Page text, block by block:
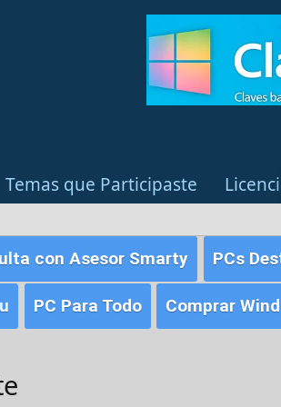
Temas que Participaste
con Asesor Smarty PCs
PC Para Todo Comprar